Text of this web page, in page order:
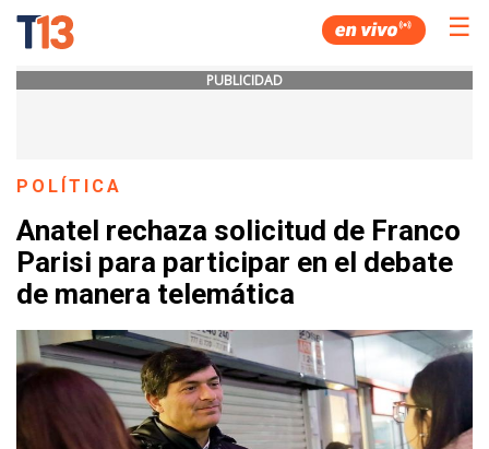
☰
PUBLICIDAD
POLÍTICA
Anatel rechaza solicitud de Franco
Parisi para participar en el debate
de manera telemática